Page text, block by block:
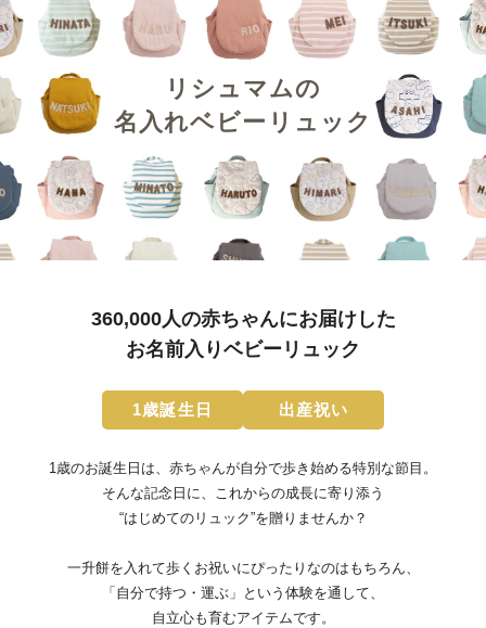
リシュマムの
名入れベビーリュック
360,000人の赤ちゃんにお届けした
お名前入りベビーリュック
1歳誕生日 出産祝い
1歳のお誕生日は、赤ちゃんが自分で歩き始める特別な節目。
そんな記念日に、これからの成長に寄り添う
“はじめてのリュック”を贈りませんか？
一升餅を入れて歩くお祝いにぴったりなのはもちろん、
「自分で持つ・運ぶ」という体験を通して、
自立心も育むアイテムです。